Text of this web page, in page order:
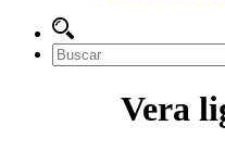
Vera